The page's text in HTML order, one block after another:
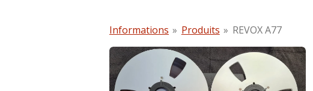
Informations » Produits » REVOX A77